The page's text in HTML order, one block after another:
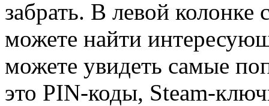
забрать. В левой
можете найти
можете увидеть самые
это PIN-коды, Steam-